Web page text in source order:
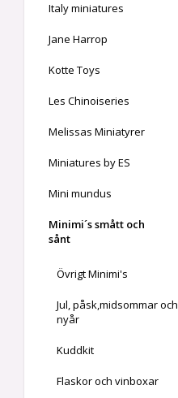
Italy miniatures
Jane Harrop
Kotte Toys
Les Chinoiseries
Melissas Miniatyrer
Miniatures by ES
Mini mundus
Minimi´s smått och
sånt
Övrigt Minimi's
Jul, påsk,midsommar och
nyår
Kuddkit
Flaskor och vinboxar